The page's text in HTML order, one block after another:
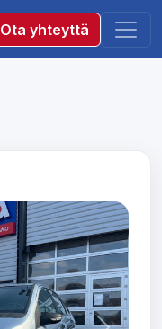
Ota yhteyttä